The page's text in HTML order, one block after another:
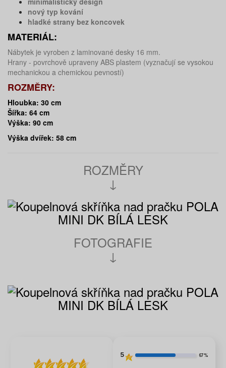
nový typ kování
hladké strany bez koncovek
MATERIÁL:
Nábytek je vyroben z laminované desky 16 mm.
Hrany - povrchově upraveny ABS plastem (vyznačují se vysokou
mechanickou a chemickou pevností)
ROZMĚRY:
Hloubka: 30 cm
Šířka: 64 cm
Výška: 90 cm
Výška dvířek: 58 cm
ROZMĚRY
↓
FOTOGRAFIE
↓
5 67%